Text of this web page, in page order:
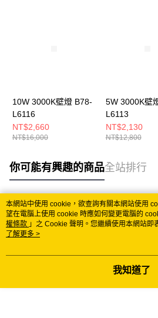
10W 3000K壁燈 B78-
L6116
NT$2,660
NT$16,000
5W 3000K壁
L6113
NT$2,130
NT$12,800
你可能有興趣的商品全站排行
熱門標籤
本網站中使用 cookie，欲查詢有關本網站使用
望在電腦上使用 cookie 時應如何變更電腦的
權條款 」之 Cookie 聲明。您繼續使用本網站即
用條款之 Cookie 聲明使用 cookie。
了解更多 >
我知道了